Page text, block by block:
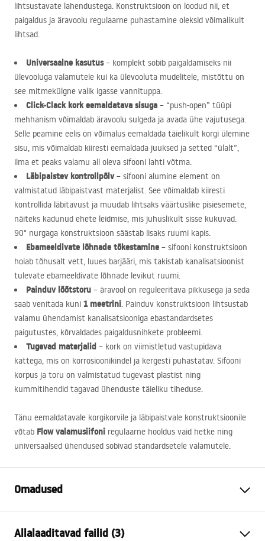
lihtsustavate lahendustega. Konstruktsioon on loodud nii, et
paigaldus ja äravoolu regulaarne puhastamine oleksid võimalikult
lihtsad.
Universaalne kasutus– komplekt sobib paigaldamiseks nii
ülevooluga valamutele kui ka ülevooluta mudelitele, mistõttu on
see mitmekülgne valik igasse vannituppa.
Click-Clack kork eemaldatava sisuga – “push-open” tüüpi
mehhanism võimaldab äravoolu sulgeda ja avada ühe vajutusega.
Selle peamine eelis on võimalus eemaldada täielikult korgi ülemine
sisu, mis võimaldab kiiresti eemaldada juuksed ja setted “ülalt”,
ilma et peaks valamu all oleva sifooni lahti võtma.
Läbipaistev kontrollpõlv– sifooni alumine element on
valmistatud läbipaistvast materjalist. See võimaldab kiiresti
kontrollida läbitavust ja muudab lihtsaks väärtuslike pisiesemete,
näiteks kadunud ehete leidmise, mis juhuslikult sisse kukuvad.
90° nurgaga konstruktsioon säästab lisaks ruumi kapis.
Ebameeldivate lõhnade tõkestamine – sifooni konstruktsioon
hoiab tõhusalt vett, luues barjääri, mis takistab kanalisatsioonist
tulevate ebameeldivate lõhnade levikut ruumi.
Painduv lõõtstoru – äravool on reguleeritava pikkusega ja seda
saab venitada kuni 1 meetrini. Painduv konstruktsioon lihtsustab
valamu ühendamist kanalisatsiooniga ebastandardsetes
paigutustes, kõrvaldades paigaldusnihkete probleemi.
Tugevad materjalid – kork on viimistletud vastupidava
kattega, mis on korrosioonikindel ja kergesti puhastatav. Sifooni
korpus ja toru on valmistatud tugevast plastist ning
kummitihendid tagavad ühenduste täieliku tiheduse.
Tänu eemaldatavale korgikorvile ja läbipaistvale konstruktsioonile
võtab Flow valamusiifoni regulaarne hooldus vaid hetke ning
universaalsed ühendused sobivad standardsetele valamutele.
Omadused
Allalaaditavad failid (3)